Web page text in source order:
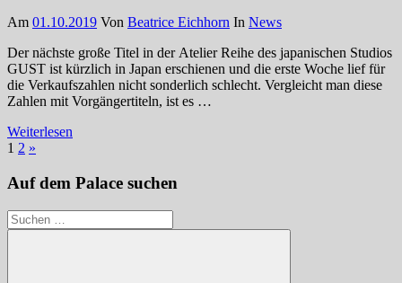
Am 01.10.2019 Von Beatrice Eichhorn In News
Der nächste große Titel in der Atelier Reihe des japanischen Studios
GUST ist kürzlich in Japan erschienen und die erste Woche lief für
die Verkaufszahlen nicht sonderlich schlecht. Vergleicht man diese
Zahlen mit Vorgängertiteln, ist es …
Weiterlesen
Seitennummerierung
der
1 2 Nächste
»
Auf dem Palace suchen
Suchen
nach: